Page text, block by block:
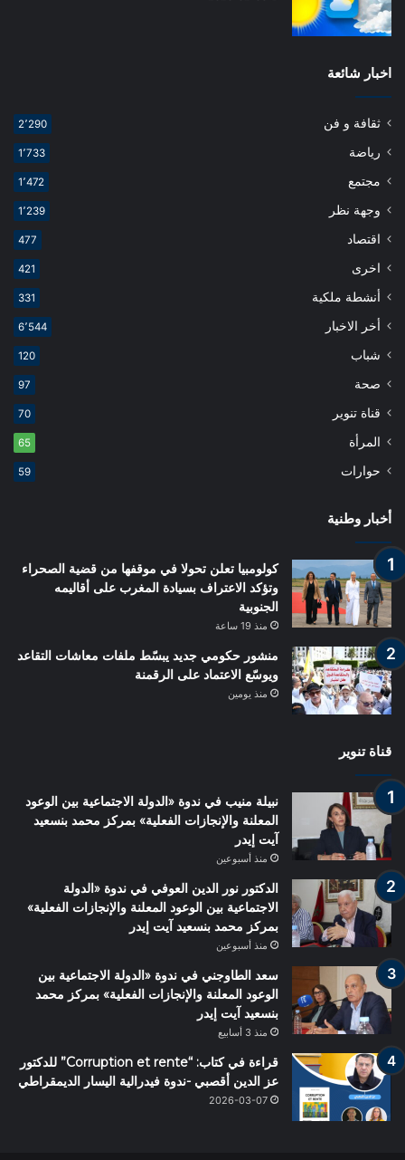
اخبار شائعة
ثقافة و فن 2٬290
رياضة 1٬733
مجتمع 1٬472
وجهة نظر 1٬239
اقتصاد 477
اخرى 421
أنشطة ملكية 331
أخر الاخبار 6٬544
شباب 120
صحة 97
قناة تنوير 70
المرأة 65
حوارات 59
أخبار وطنية
كولومبيا تعلن تحولا في موقفها من قضية الصحراء
وتؤكد الاعتراف بسيادة المغرب على أقاليمه
الجنوبية
منذ 19 ساعة
منشور حكومي جديد يبسّط ملفات معاشات التقاعد
ويوسّع الاعتماد على الرقمنة
منذ يومين
قناة تنوير
نبيلة منيب في ندوة «الدولة الاجتماعية بين الوعود
المعلنة والإنجازات الفعلية» بمركز محمد بنسعيد
آيت إيدر
منذ أسبوعين
الدكتور نور الدين العوفي في ندوة «الدولة
الاجتماعية بين الوعود المعلنة والإنجازات الفعلية»
بمركز محمد بنسعيد آيت إيدر
منذ أسبوعين
سعد الطاوجني في ندوة «الدولة الاجتماعية بين
الوعود المعلنة والإنجازات الفعلية» بمركز محمد
بنسعيد آيت إيدر
منذ 3 أسابيع
قراءة في كتاب: “Corruption et rente” للدكتور
عز الدين أقصبي -ندوة فيدرالية اليسار الديمقراطي
2026-03-07